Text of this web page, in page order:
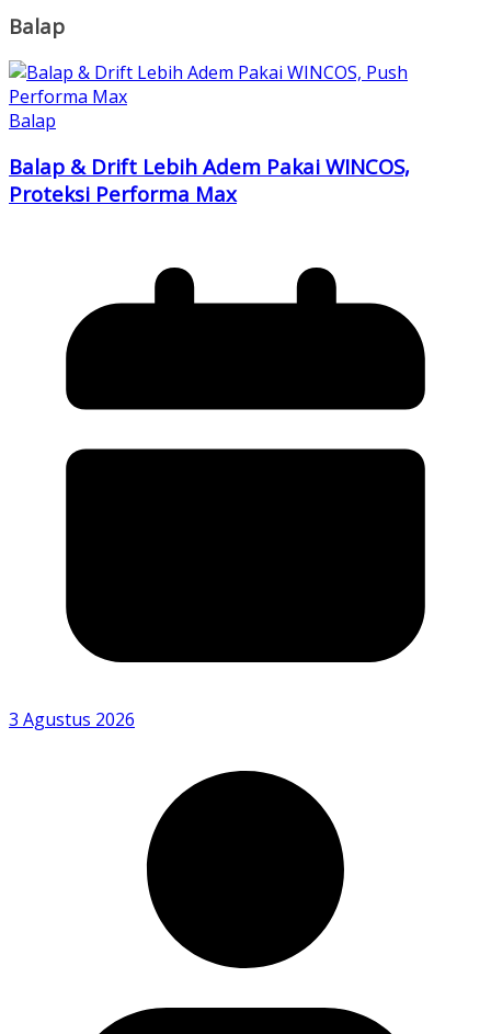
Balap
Balap
Balap & Drift Lebih Adem Pakai WINCOS,
Proteksi Performa Max
3 Agustus 2026